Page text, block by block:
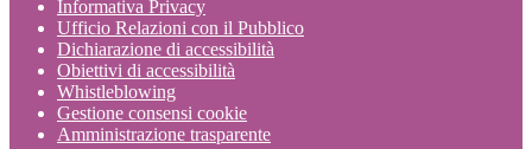
Informativa Privacy
Ufficio Relazioni con il Pubblico
Dichiarazione di accessibilità
Obiettivi di accessibilità
Whistleblowing
Gestione consensi cookie
Amministrazione trasparente